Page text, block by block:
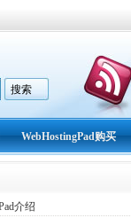
WebHostingPad购买
介绍